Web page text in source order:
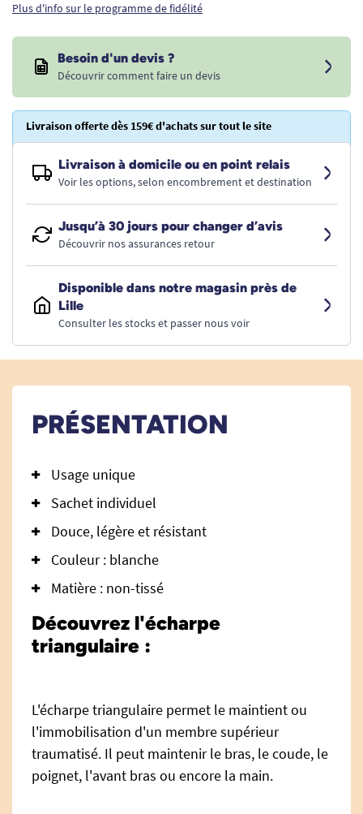
Plus d'info sur le programme de fidélité
Besoin d'un devis ?
Découvrir comment faire un devis
Livraison offerte dès 159€ d'achats sur tout le site
Livraison à domicile ou en point relais
Voir les options, selon encombrement et destination
Jusqu’à 30 jours pour changer d’avis
Découvrir nos assurances retour
Disponible dans notre magasin près de
Lille
Consulter les stocks et passer nous voir
PRÉSENTATION
Usage unique
Sachet individuel
Douce, légère et résistant
Couleur : blanche
Matière : non-tissé
Découvrez l'écharpe
triangulaire :
L'écharpe triangulaire permet le maintient ou
l'immobilisation d'un membre supérieur
traumatisé. Il peut maintenir le bras, le coude, le
poignet, l'avant bras ou encore la main.